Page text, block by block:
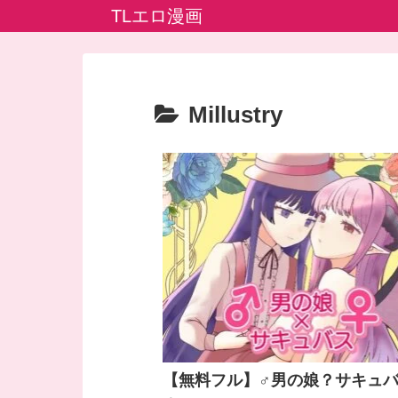
TLエロ漫画
Millustry
【無料フル】♂男の娘？サキュ